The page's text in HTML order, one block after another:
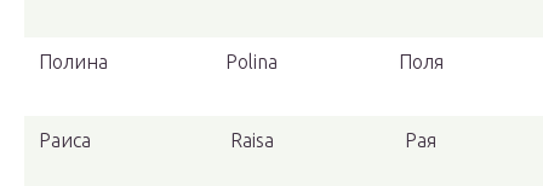
Полина Polina Поля
Раиса Raisa Рая